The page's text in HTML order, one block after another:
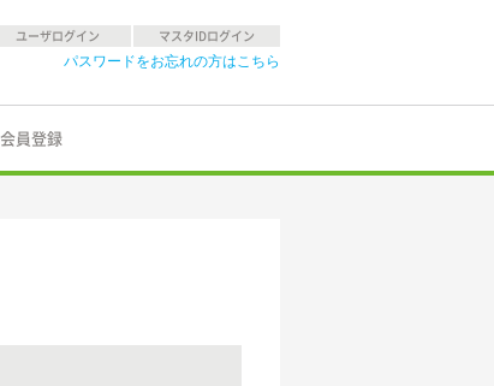
ユーザログイン マスタIDログイン
パスワードをお忘れの方はこちら
会員登録